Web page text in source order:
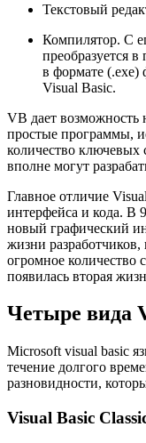
Текстовый
Компилятор. С
преобразуется
в формате (.exe)
Visual Basic.
VB дает возможность
простые программы,
количество
вполне могут
Главное отличие
интерфейса и кода. В
новый графический
жизни разработчиков,
огромное количество
появилась вторая
Четыре вида
Microsoft visual basic
течение долгого
разновидности,
Visual Basic